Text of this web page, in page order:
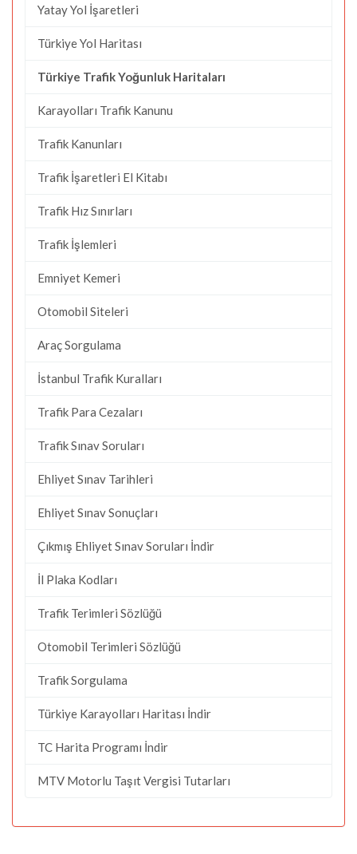
Yatay Yol İşaretleri
Türkiye Yol Haritası
Türkiye Trafik Yoğunluk Haritaları
Karayolları Trafik Kanunu
Trafik Kanunları
Trafik İşaretleri El Kitabı
Trafik Hız Sınırları
Trafik İşlemleri
Emniyet Kemeri
Otomobil Siteleri
Araç Sorgulama
İstanbul Trafik Kuralları
Trafik Para Cezaları
Trafik Sınav Soruları
Ehliyet Sınav Tarihleri
Ehliyet Sınav Sonuçları
Çıkmış Ehliyet Sınav Soruları İndir
İl Plaka Kodları
Trafik Terimleri Sözlüğü
Otomobil Terimleri Sözlüğü
Trafik Sorgulama
Türkiye Karayolları Haritası İndir
TC Harita Programı İndir
MTV Motorlu Taşıt Vergisi Tutarları